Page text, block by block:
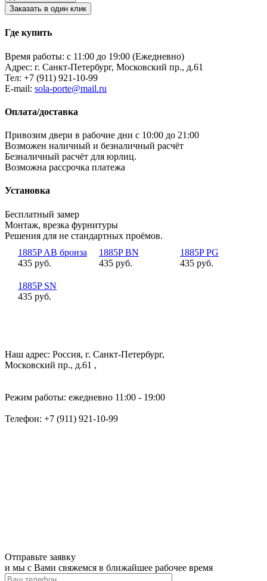
Заказать в один клик
Где купить
Время работы: с 11:00 до 19:00 (Ежедневно)
Адрес: г. Санкт-Петербург, Московский пр., д.61
Тел: +7 (911) 921-10-99
E-mail: sola-porte@mail.ru
Оплата/доставка
Привозим двери в рабочие дни с 10:00 до 21:00
Возможен наличный и безналичный расчёт
Безналичный расчёт для юрлиц.
Возможна рассрочка платежа
Установка
Бесплатный замер
Монтаж, врезка фурнитуры
Решения для не стандартных проёмов.
1885P AB бронза
435 руб.
1885P BN
435 руб.
1885P PG
435 руб.
1885P SN
435 руб.
Наш адрес: Россия, г. Санкт-Петербург,
Московский пр., д.61 ,
Режим работы: ежедневно 11:00 - 19:00
Телефон: +7 (911) 921-10-99
Отправьте заявку
и мы с Вами свяжемся в ближайшее рабочее время